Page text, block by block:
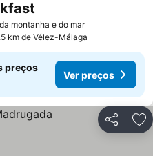
montanha e do mar
km de Vélez-Málaga
preços
Ver preços
Partilhar